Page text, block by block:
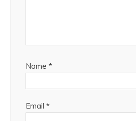
Name *
Email *